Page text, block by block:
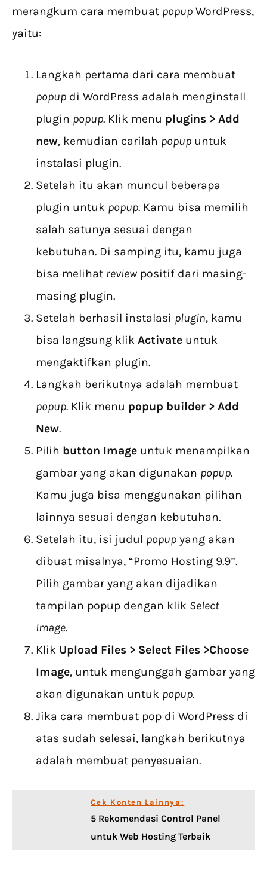
merangkum cara membuat popup WordPress,
yaitu:
Langkah pertama dari cara membuat
popup di WordPress adalah menginstall
plugin popup. Klik menu plugins > Add
new, kemudian carilah popup untuk
instalasi plugin.
Setelah itu akan muncul beberapa
plugin untuk popup. Kamu bisa memilih
salah satunya sesuai dengan
kebutuhan. Di samping itu, kamu juga
bisa melihat review positif dari masing-
masing plugin.
Setelah berhasil instalasi plugin, kamu
bisa langsung klik Activate untuk
mengaktifkan plugin.
Langkah berikutnya adalah membuat
popup. Klik menu popup builder > Add
New.
Pilih button Image untuk menampilkan
gambar yang akan digunakan popup.
Kamu juga bisa menggunakan pilihan
lainnya sesuai dengan kebutuhan.
Setelah itu, isi judul popup yang akan
dibuat misalnya, “Promo Hosting 9.9”.
Pilih gambar yang akan dijadikan
tampilan popup dengan klik Select
Image.
Klik Upload Files > Select Files >Choose
Image, untuk mengunggah gambar yang
akan digunakan untuk popup.
Jika cara membuat pop di WordPress di
atas sudah selesai, langkah berikutnya
adalah membuat penyesuaian.
Cek Konten Lainnya:
5 Rekomendasi Control Panel
untuk Web Hosting Terbaik